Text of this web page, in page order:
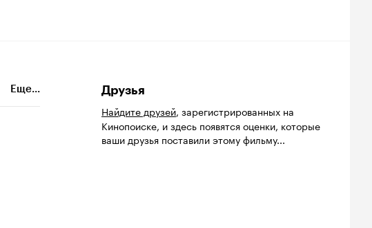
Еще...
Друзья
Найдите друзей, зарегистрированных на
Кинопоиске, и здесь появятся оценки, которые
ваши друзья поставили этому фильму...